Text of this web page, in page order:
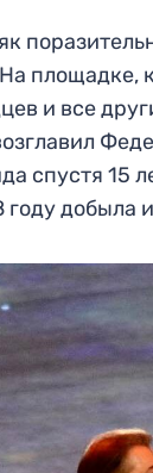
площадке,
и все
спустя 15
году добыла